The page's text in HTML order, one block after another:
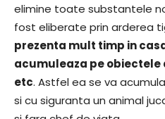
elimine toate substantele
fost eliberate prin arderea
prezenta mult timp in
acumuleaza pe obiectele
etc. Astfel ea se va
si cu siguranta un animal